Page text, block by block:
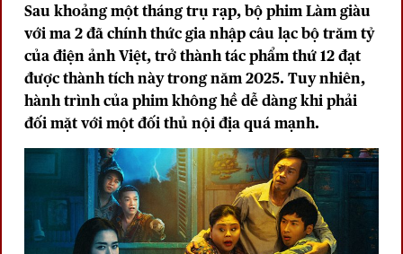
Sau khoảng một tháng trụ rạp, bộ phimLàm giàu
với ma 2đã chính thức gia nhập câu lạc bộ trăm tỷ
của điện ảnh Việt, trở thành tác phẩm thứ 12 đạt
được thành tích này trong năm 2025. Tuy nhiên,
hành trình của phim không hề dễ dàng khi phải
đối mặt với một đối thủ nội địa quá mạnh.